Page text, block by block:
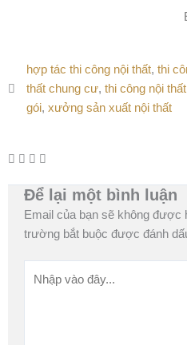
hợp tác thi công nội thất,thi
thất chung cư,thi công nội
gói,xưởng sản xuất nội thất
Để lại một bình luận
Email của bạn sẽ không được
trường bắt buộc được đánh